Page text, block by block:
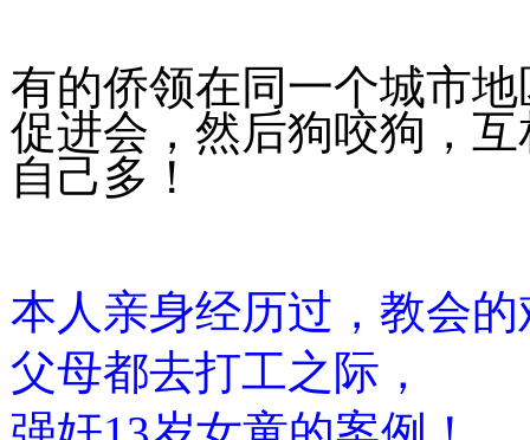
有的侨领在同一个城市
促进会，然后狗咬狗，
自己多！
本人亲身经历过，教会
父母都去打工之际，